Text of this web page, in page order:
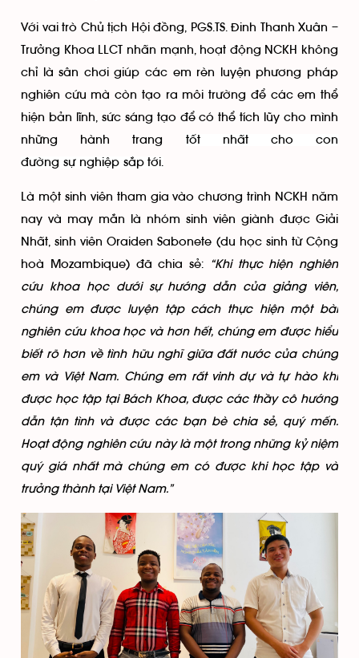
Với vai trò Chủ tịch Hội đồng, PGS.TS. Đinh Thanh Xuân –
Trưởng Khoa LLCT nhấn mạnh, hoạt động NCKH không
chỉ là sân chơi giúp các em rèn luyện phương pháp
nghiên cứu mà còn tạo ra môi trường để các em thể
hiện bản lĩnh, sức sáng tạo để có thể tích lũy cho mình
những hành trang tốt nhất cho con
đường sự nghiệp sắp tới.
Là một sinh viên tham gia vào chương trình NCKH năm
nay và may mắn là nhóm sinh viên giành được Giải
Nhất, sinh viên Oraiden Sabonete (du học sinh từ Cộng
hoà Mozambique) đã chia sẻ:
“Khi thực hiện nghiên
cứu khoa học dưới sự hướng dẫn của giảng viên,
chúng em được luyện tập cách thực hiện một bài
nghiên cứu khoa học và hơn hết, chúng em được hiểu
biết rõ hơn về tình hữu nghĩ giữa đất nước của chúng
em và Việt Nam. Chúng em rất vinh dự và tự hào khi
được học tập tại Bách Khoa, được các thầy cô hướng
dẫn tận tình và được các bạn bè chia sẻ, quý mến.
Hoạt động nghiên cứu này là một trong những kỷ niệm
quý giá nhất mà chúng em có được khi học tập và
trưởng thành tại Việt Nam.”